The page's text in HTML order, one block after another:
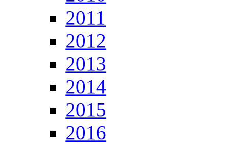
2011
2012
2013
2014
2015
2016